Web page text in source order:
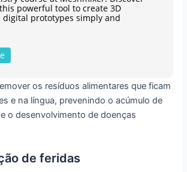
powerful tool to create 3D
digital prototypes simply and
os resíduos alimentares que ficam
e na língua, prevenindo o acúmulo de
o desenvolvimento de doenças
de feridas